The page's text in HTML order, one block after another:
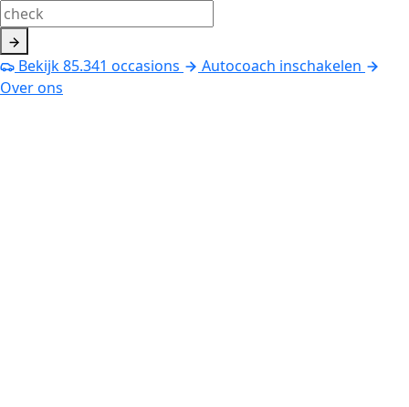
Bekijk85.341 occasions
Autocoach inschakelen
Over ons